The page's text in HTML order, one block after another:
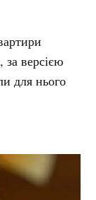
за версією
для нього